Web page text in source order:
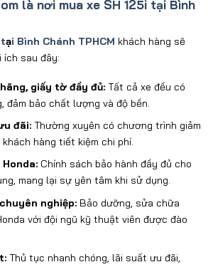
là nơi mua xe SH 125i tại Bình
tại Bình Chánh TPHCM khách hàng sẽ
i ích sau đây:
giấy tờđầyđủ: Tất cả xeđều có
đảm bảo chất lượng vàđộ bền.
đãi: Thường xuyên có chương trình giảm
khách hàng tiết kiệm chi phí.
Honda: Chính sách bảo hànhđầyđủ cho
mang lại sự yên tâm khi sử dụng.
nghiệp: Bảo dưỡng, sửa chữa
vớiđội ngũ kỹ thuật viênđượcđào
Thủ tục nhanh chóng, lãi suất ưu đãi,